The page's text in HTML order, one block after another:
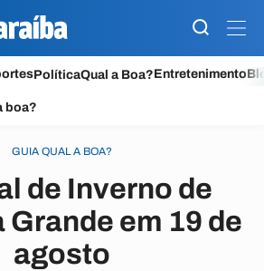
PolíticaQual a Boa?Entretenimento
boa?
GUIA QUAL A BOA?
de Inverno de
Grande em 19 de
agosto